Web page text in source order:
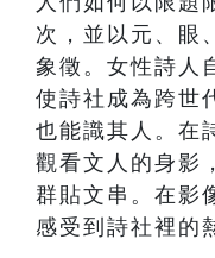
次，並以元、眼
象徵。女性詩人
使詩社成為跨世
也能識其人。在
觀看文人的身影
群貼文串。在影
感受到詩社裡的